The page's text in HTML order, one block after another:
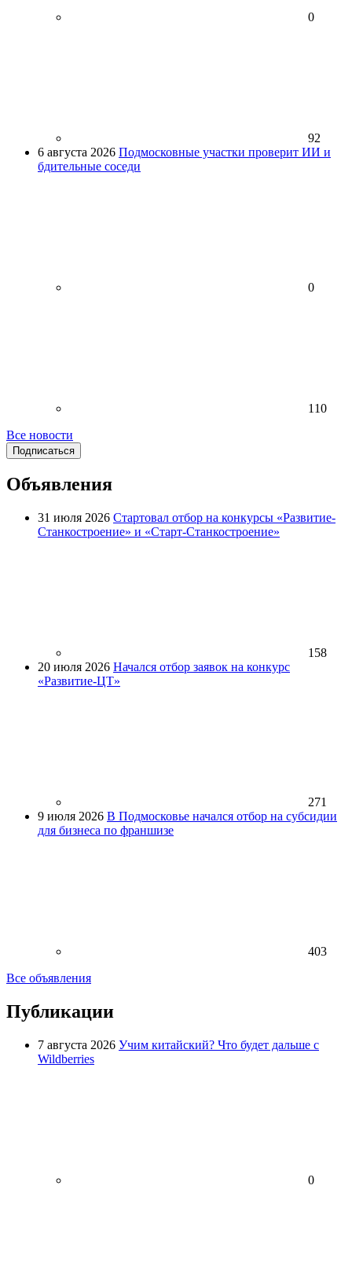
0
92
6 августа 2026 Подмосковные участки проверит ИИ и
бдительные соседи
0
110
Все новости
Подписаться
Объявления
31 июля 2026 Стартовал отбор на конкурсы «Развитие-
Станкостроение» и «Старт-Станкостроение»
158
20 июля 2026 Начался отбор заявок на конкурс
«Развитие-ЦТ»
271
9 июля 2026 В Подмосковье начался отбор на субсидии
для бизнеса по франшизе
403
Все объявления
Публикации
7 августа 2026 Учим китайский? Что будет дальше с
Wildberries
0